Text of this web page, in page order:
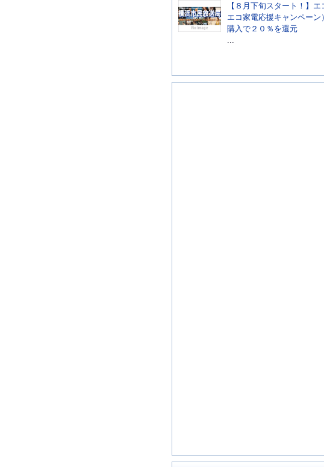
【８月下旬スタート！】
エコ家電応援キャンペーン
購入で２０％を還元
...